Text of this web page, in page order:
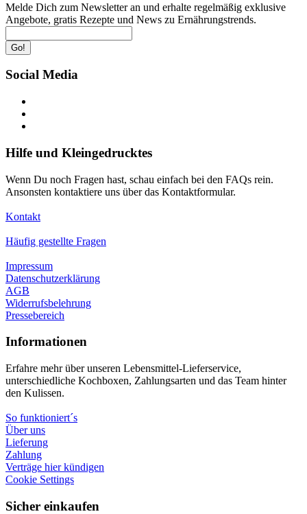
Melde Dich zum Newsletter an und erhalte regelmäßig exklusive
Angebote, gratis Rezepte und News zu Ernährungstrends.
Go!
Social Media
Hilfe und Kleingedrucktes
Wenn Du noch Fragen hast, schau einfach bei den FAQs rein.
Ansonsten kontaktiere uns über das Kontaktformular.
Kontakt
Häufig gestellte Fragen
Impressum
Datenschutzerklärung
AGB
Widerrufsbelehrung
Pressebereich
Informationen
Erfahre mehr über unseren Lebensmittel-Lieferservice,
unterschiedliche Kochboxen, Zahlungsarten und das Team hinter
den Kulissen.
So funktioniert´s
Über uns
Lieferung
Zahlung
Verträge hier kündigen
Cookie Settings
Sicher einkaufen